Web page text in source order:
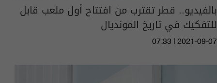
بالفيديو.. قطر تقترب من افتتاح أول ملعب قابل
للتفكيك في تاريخ المونديال
07:33 | 2021-09-07